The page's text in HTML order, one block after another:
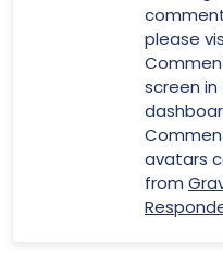
please
screen in
avatars
from